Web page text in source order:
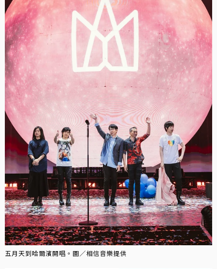
五月天到哈爾濱開唱。圖／相信音樂提供